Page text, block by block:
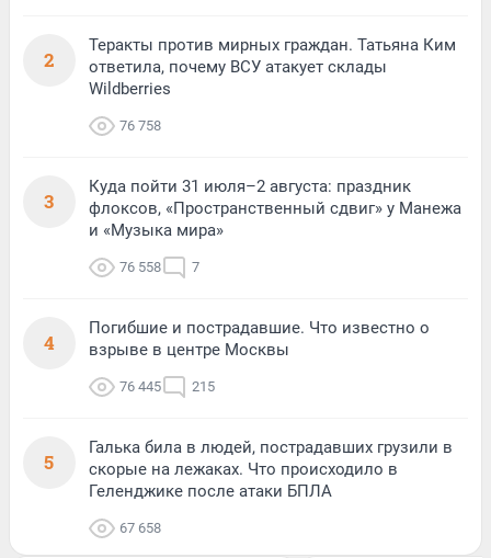
2
Теракты против мирных граждан. Татьяна Ким
ответила, почему ВСУ атакует склады
Wildberries
76 758
3
Куда пойти 31 июля–2 августа: праздник
флоксов, «Пространственный сдвиг» у Манежа
и «Музыка мира»
76 558 7
4
Погибшие и пострадавшие. Что известно о
взрыве в центре Москвы
76 445 215
5
Галька била в людей, пострадавших грузили в
скорые на лежаках. Что происходило в
Геленджике после атаки БПЛА
67 658